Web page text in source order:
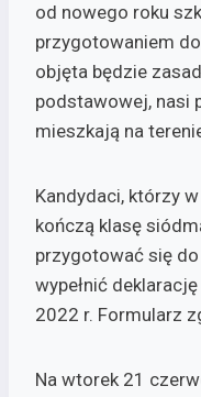
od nowego roku
przygotowaniem
objęta będzie
podstawowej, nasi
mieszkają na
Kandydaci, którzy
kończą klasę
przygotować się
wypełnić
2022 r. Formularz
Na wtorek 21